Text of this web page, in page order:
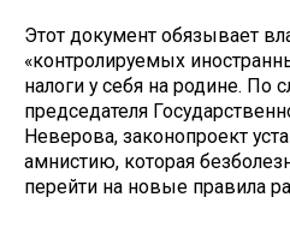
Этот документ обязывает
«контролируемых
налоги у себя на родине. По
председателя
Неверова, законопроект
амнистию, которая
перейти на новые правила